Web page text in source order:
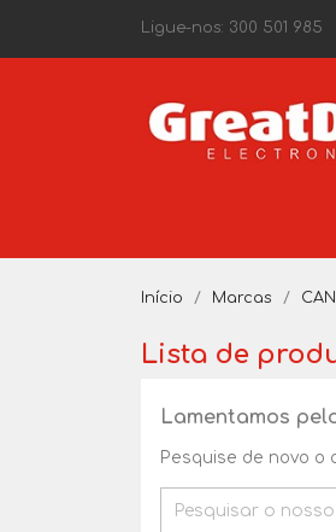
Ligue-nos: 300 501 985
Início Marcas
Lista de
Lamentamos
Pesquise de novo o